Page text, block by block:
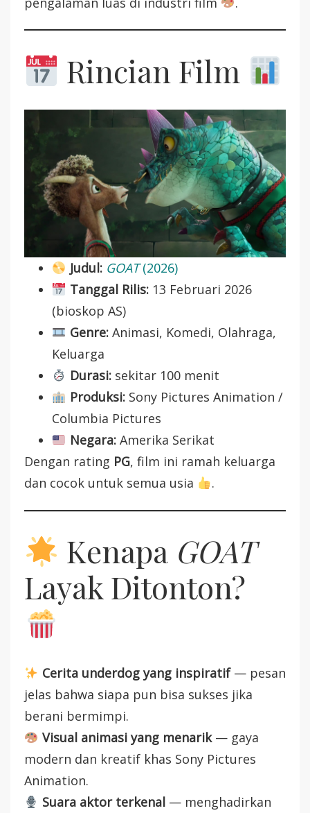
Rincian Film
Judul: GOAT(2026)
Tanggal Rilis:13 Februari 2026
(bioskop AS)
Genre:Animasi, Komedi, Olahraga,
Keluarga
Durasi:sekitar 100 menit
Produksi:Sony Pictures Animation /
Columbia Pictures
Negara:Amerika Serikat
Dengan rating PG, film ini ramah keluarga
dan cocok untuk semua usia
.
Kenapa GOAT
Layak Ditonton?
Cerita underdog yang inspiratif— pesan
jelas bahwa siapa pun bisa sukses jika
berani bermimpi.
Visual animasi yang menarik— gaya
modern dan kreatif khas Sony Pictures
Animation.
Suara aktor terkenal— menghadirkan